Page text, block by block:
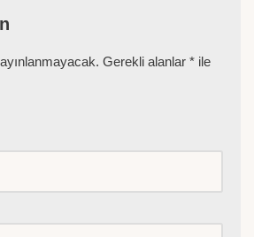
Gerekli alanlar * ile